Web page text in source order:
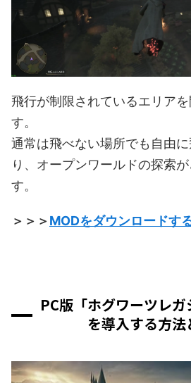
飛行が制限されているエリア
す。
通常は飛べない場所でも自由
り、オープンワールドの探索
す。
＞＞＞MODをダウンロードす
PC版「ホグワーツレ
を導入する方法